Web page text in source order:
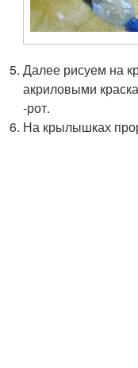
Далее рисуем на
акриловыми
-рот.
На крылышках